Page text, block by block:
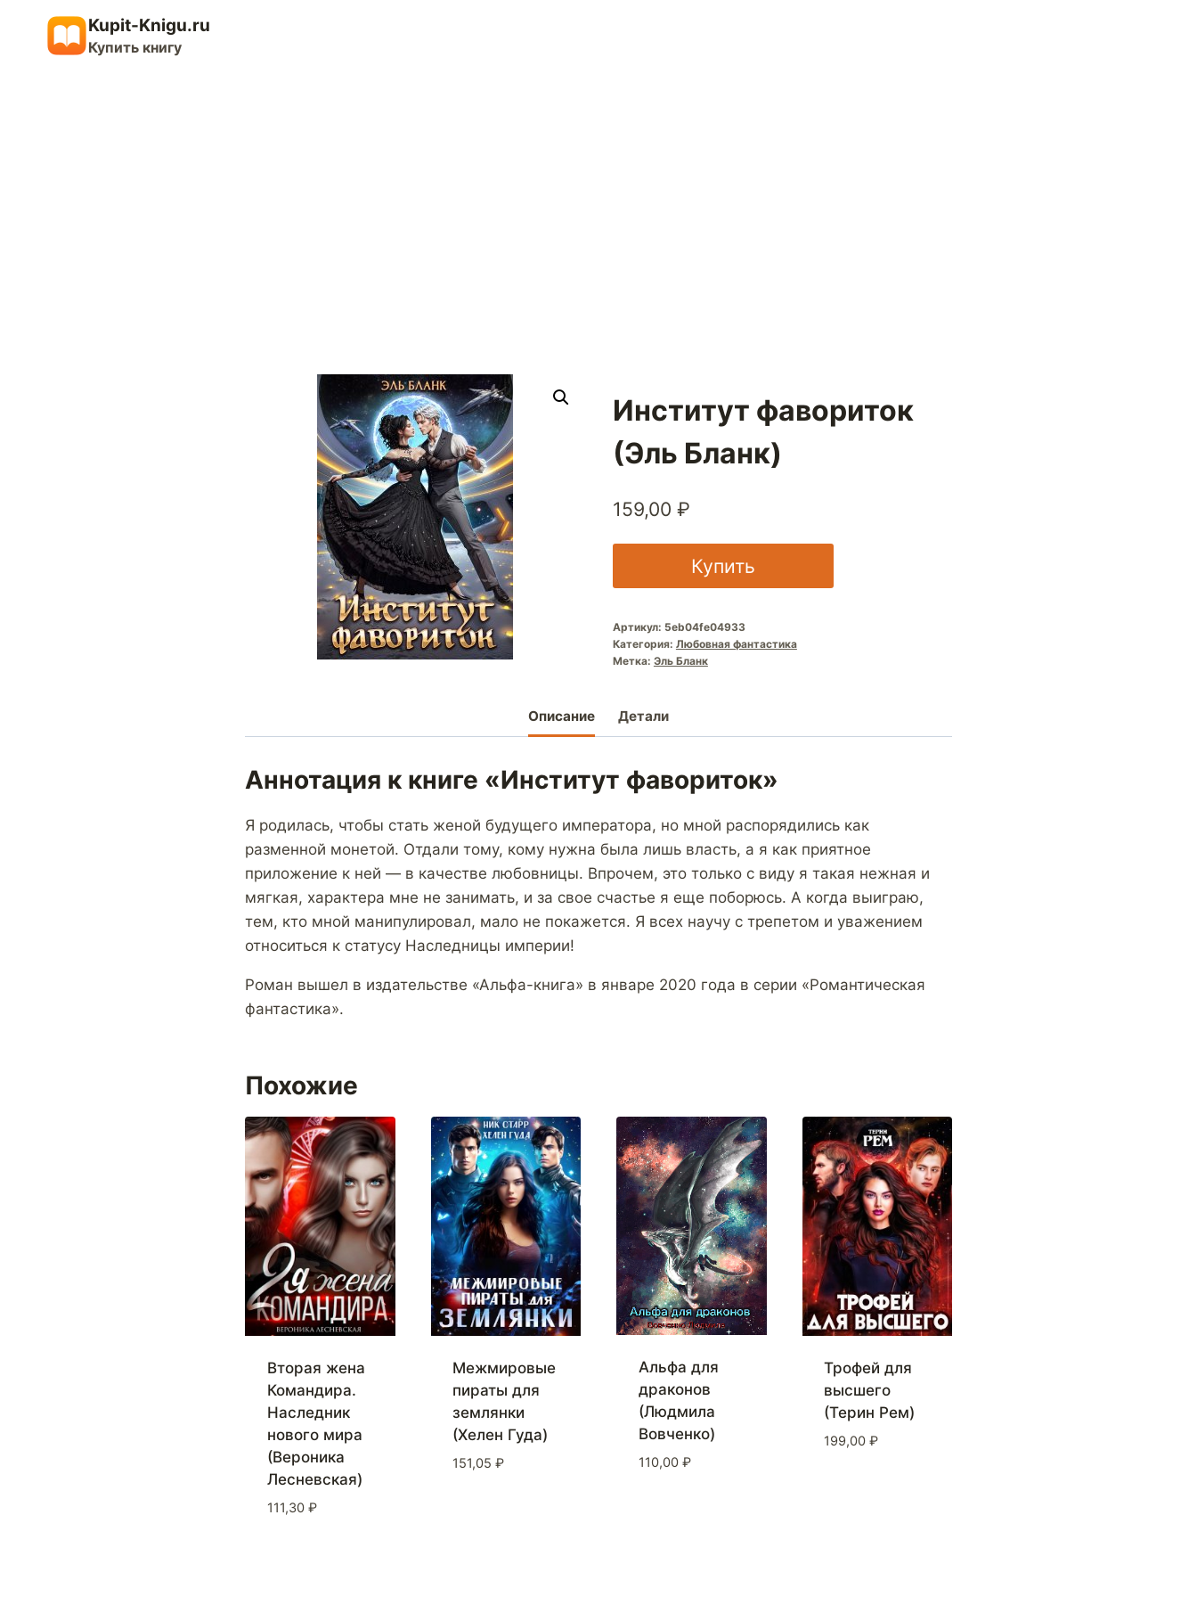
содержимому
Kupit-Knigu.ru
Купить книгу
Институт фавориток
(Эль Бланк)
159,00 ₽
Купить
Артикул: 5eb04fe04933
Категория: Любовная фантастика
Метка: Эль Бланк
Описание Детали
Аннотация к книге «Институт фавориток»
Я родилась, чтобы стать женой будущего императора, но мной распорядились как
разменной монетой. Отдали тому, кому нужна была лишь власть, а я как приятное
приложение к ней — в качестве любовницы. Впрочем, это только с виду я такая нежная и
мягкая, характера мне не занимать, и за свое счастье я еще поборюсь. А когда выиграю,
тем, кто мной манипулировал, мало не покажется. Я всех научу с трепетом и уважением
относиться к статусу Наследницы империи!
Роман вышел в издательстве «Альфа-книга» в январе 2020 года в серии «Романтическая
фантастика».
Похожие
Вторая жена
Командира.
Наследник
нового мира
(Вероника
Лесневская)
111,30 ₽
Межмировые
пираты для
землянки
(Хелен Гуда)
151,05 ₽
Альфа для
драконов
(Людмила
Вовченко)
110,00 ₽
Трофей для
высшего
(Терин Рем)
199,00 ₽